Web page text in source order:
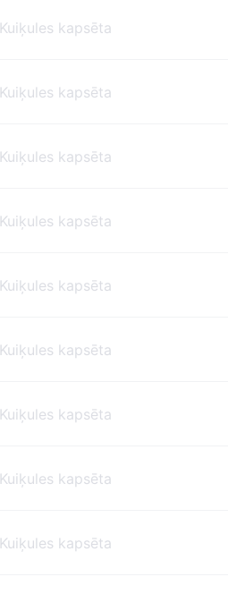
Kuiķules kapsēta
Kuiķules kapsēta
Kuiķules kapsēta
Kuiķules kapsēta
Kuiķules kapsēta
Kuiķules kapsēta
Kuiķules kapsēta
Kuiķules kapsēta
Kuiķules kapsēta